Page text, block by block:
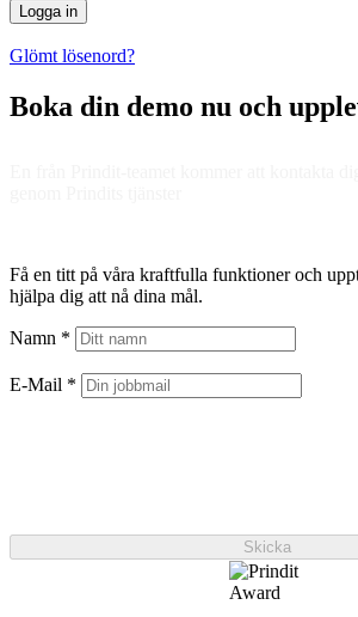
Logga in
Glömt lösenord?
Boka din demo nu och
Få en titt på våra kraftfulla funktioner och
hjälpa dig att nå dina mål.
Namn *
E-Mail *
Skicka